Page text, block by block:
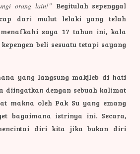
orang lain!" Begitulah sepenggal
dari mulut lelaki yang telah
saya 17 tahun ini, kala
beli sesuatu tetapi sayang
yang langsung makjleb di hati
diingatkan dengan sebuah kalimat
makna oleh Pak Su yang emang
bagaimana istrinya ini. Secara,
diri kita jika bukan diri